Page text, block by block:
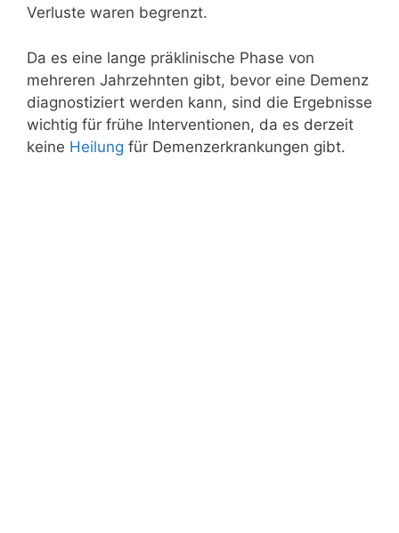
Verluste waren begrenzt.
Da es eine lange präklinische Phase von
mehreren Jahrzehnten gibt, bevor eine Demenz
diagnostiziert werden kann, sind die Ergebnisse
wichtig für frühe Interventionen, da es derzeit
keine Heilung für Demenzerkrankungen gibt.